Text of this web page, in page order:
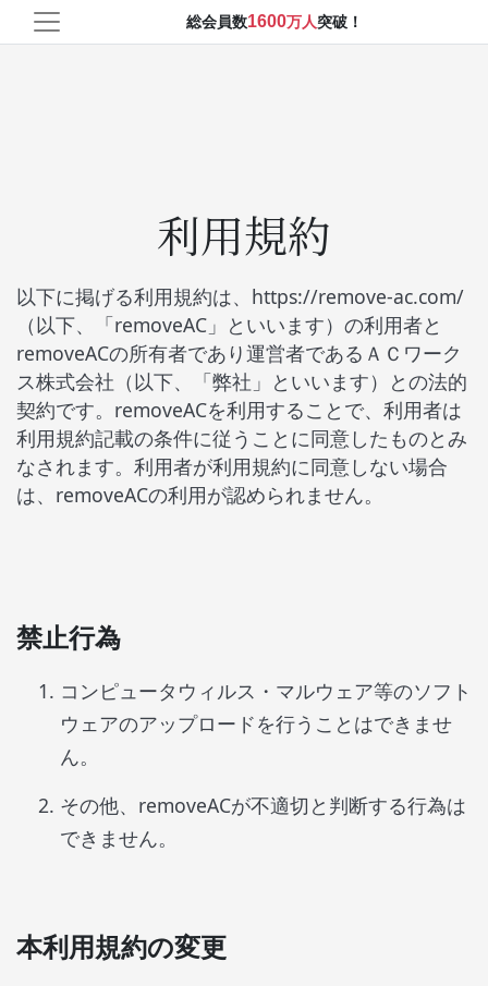
総会員数1600万人突破！
利用規約
以下に掲げる利用規約は、https://remove-ac.com/
（以下、「removeAC」といいます）の利用者と
removeACの所有者であり運営者であるＡＣワーク
ス株式会社（以下、「弊社」といいます）との法的
契約です。 removeACを利用することで、利用者は
利用規約記載の条件に従うことに同意したものとみ
なされます。利用者が利用規約に同意しない場合
は、 removeACの利用が認められません。
禁止行為
コンピュータウィルス・マルウェア等のソフト
ウェアのアップロードを行うことはできませ
ん。
その他、removeACが不適切と判断する行為は
できません。
本利用規約の変更